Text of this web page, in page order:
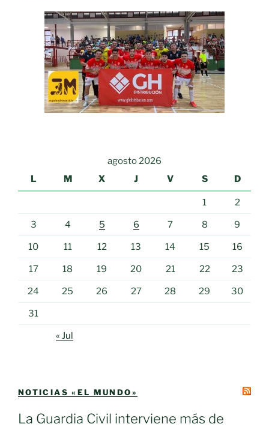
agosto 2026
L
M X J V S D
1 2
3 4 5 6 7 8 9
10 11 12 13 14 15 16
17 18 19 20 21 22 23
24 25 26 27 28 29 30
31
« Jul
NOTICIAS «EL MUNDO»
La Guardia Civil interviene más de